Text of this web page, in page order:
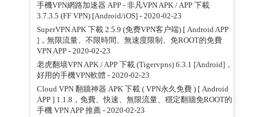
手機VPN網路加速器 APP - 非凡VPN APK / APP 下載
3.7.3.5 (FF VPN) [Android/iOS]- 2020-02-23
SuperVPN APK 下載 2.5.9 (免费VPN客户端) [ Android APP
]，無限流量、不限時間、無速度限制、免ROOT的免費
VPN APP- 2020-02-23
老虎翻墙VPN APK / APP 下載 (Tigervpns) 6.3.1 [Android]，
好用的手機VPN軟體 - 2020-02-23
Cloud VPN 翻牆神器 APK 下載 ( VPN永久免費 ) [ Android
APP ] 1.1.8，免費、快速、無限流量、穩定翻牆免ROOT的
手機 VPN APP 推薦- 2020-02-23